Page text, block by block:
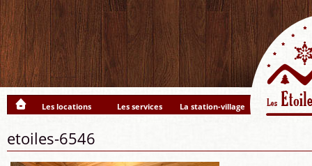
Les locations Les services La station-village
etoiles-6546